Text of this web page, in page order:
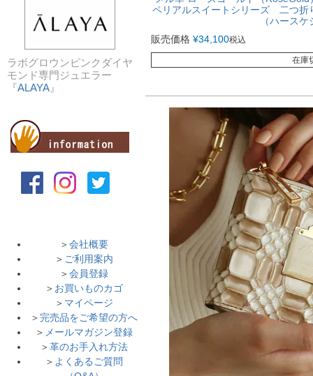
ラボグロウンピンクダイヤ
モンド専門ジュエラー
『ALAYA 』
＞会社概要
＞ ご利用案内
＞会員登録
＞ お買いものカゴ
＞ マイページ
＞ 完売品をご希望の方へ
＞ メールマガジン登録
＞革のお手入れ方法
＞ よくあるご質問
ペリアルスイートシリーズ 二つ
（ハース
販売価格 ¥34,100税込
在庫